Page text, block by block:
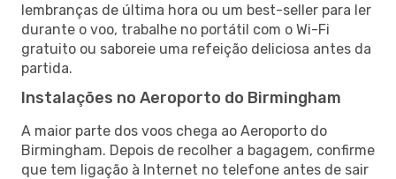
lembranças de última hora ou um best-seller para ler
durante o voo, trabalhe no portátil com o Wi-Fi
gratuito ou saboreie uma refeição deliciosa antes da
partida.
Instalações no Aeroporto do Birmingham
A maior parte dos voos chega ao Aeroporto do
Birmingham. Depois de recolher a bagagem, confirme
que tem ligação à Internet no telefone antes de sair